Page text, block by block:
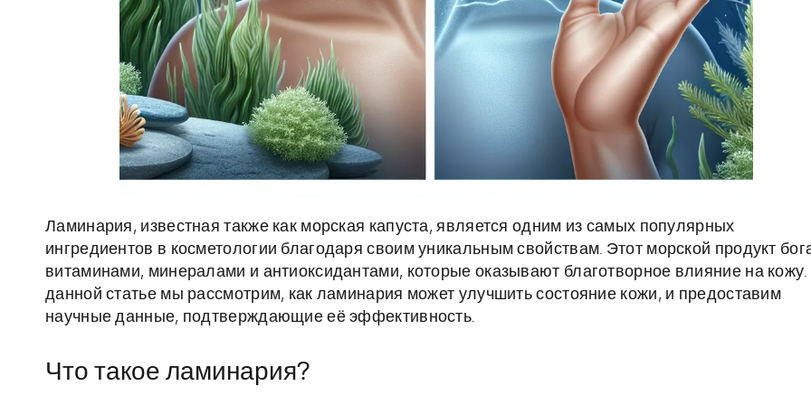
Ламинария, известная также как морская капуста, является одним из самых популярных
ингредиентов в косметологии благодаря своим уникальным свойствам. Этот морской продукт
витаминами, минералами и антиоксидантами, которые оказывают благотворное влияние на
данной статье мы рассмотрим, как ламинария может улучшить состояние кожи, и предоставим
научные данные, подтверждающие её эффективность.
Что такое ламинария?